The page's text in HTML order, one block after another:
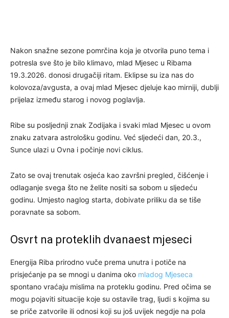
Nakon snažne sezone pomrčina koja je otvorila puno tema i
potresla sve što je bilo klimavo, mlad Mjesec u Ribama
19.3.2026. donosi drugačiji ritam. Eklipse su iza nas do
kolovoza/avgusta, a ovaj mlad Mjesec djeluje kao mirniji, dublji
prijelaz između starog i novog poglavlja.
Ribe su posljednji znak Zodijaka i svaki mlad Mjesec u ovom
znaku zatvara astrološku godinu. Već sljedeći dan, 20.3.,
Sunce ulazi u Ovna i počinje novi ciklus.
Zato se ovaj trenutak osjeća kao završni pregled, čišćenje i
odlaganje svega što ne želite nositi sa sobom u sljedeću
godinu. Umjesto naglog starta, dobivate priliku da se tiše
poravnate sa sobom.
Osvrt na proteklih dvanaest mjeseci
Energija Riba prirodno vuče prema unutra i potiče na
prisjećanje pa se mnogi u danima oko mladog Mjeseca
spontano vraćaju mislima na proteklu godinu. Pred očima se
mogu pojaviti situacije koje su ostavile trag, ljudi s kojima su
se priče zatvorile ili odnosi koji su još uvijek negdje na pola